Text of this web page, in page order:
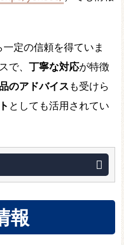
定の信頼を得ていま
で、 丁寧な対応が特徴
のアドバイスも受けら
としても活用されてい
報